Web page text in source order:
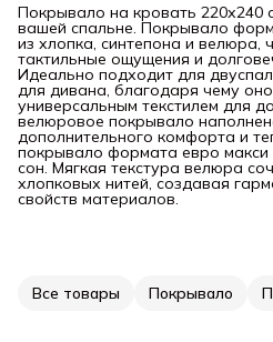
Покрывало на кровать 220х240
вашей спальне. Покрывало
из хлопка, синтепона и велюра,
тактильные ощущения и
Идеально подходит для
для дивана, благодаря чему оно
универсальным текстилем для
велюровое покрывало
дополнительного комфорта и
покрывало формата евро
сон. Мягкая текстура велюра
хлопковых нитей, создавая
свойств материалов.
Все товары Покрывало